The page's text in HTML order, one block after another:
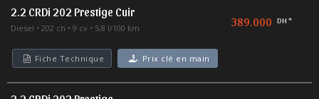
2.2 CRDi 202 Prestige Cuir
Diesel 202 ch 9 cv 5,8 l/100 km 389.000 DH *
Fiche Technique Prix clé en main